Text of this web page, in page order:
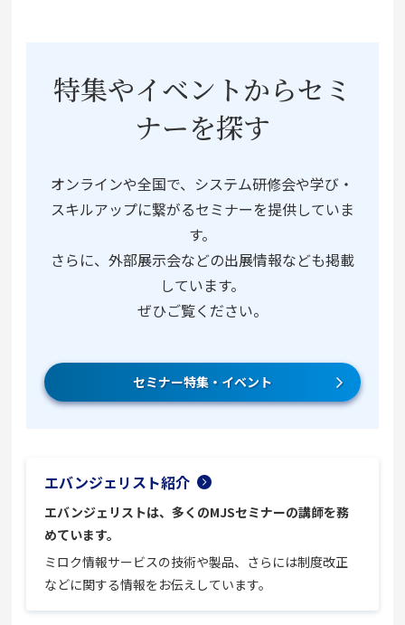
特集やイベントからセミ
ナーを探す
オンラインや全国で、システム研修会や学び・
スキルアップに繋がるセミナーを提供していま
す。
さらに、外部展示会などの出展情報なども掲載
しています。
ぜひご覧ください。
セミナー特集・イベント
エバンジェリスト紹介
エバンジェリストは、多くのMJSセミナーの講師を務
めています。
ミロク情報サービスの技術や製品、さらには制度改正
などに関する情報をお伝えしています。